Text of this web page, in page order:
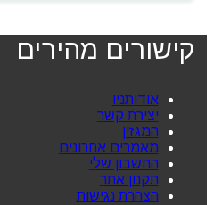
קישורים מהירים
אודותניו
יצירת קשר
המגזין
מאמרים אחרונים
החשבון שלי
תקנון אתר
הצהרת נגישות